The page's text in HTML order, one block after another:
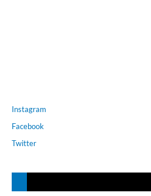
Instagram
Facebook
Twitter